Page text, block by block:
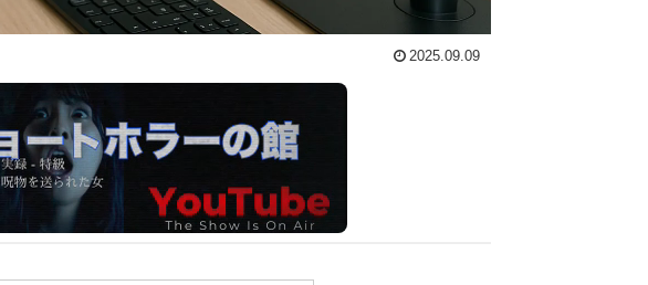
2025.09.09